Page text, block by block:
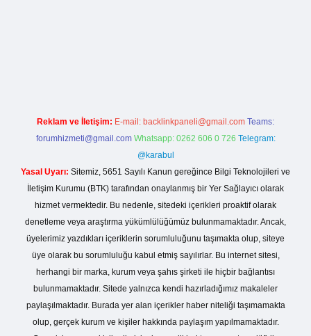
Reklam ve İletişim: E-mail: backlinkpaneli@gmail.com Teams:
forumhizmeti@gmail.com Whatsapp: 0262 606 0 726 Telegram:
@karabul
Yasal Uyarı: Sitemiz, 5651 Sayılı Kanun gereğince Bilgi Teknolojileri ve
İletişim Kurumu (BTK) tarafından onaylanmış bir Yer Sağlayıcı olarak
hizmet vermektedir. Bu nedenle, sitedeki içerikleri proaktif olarak
denetleme veya araştırma yükümlülüğümüz bulunmamaktadır. Ancak,
üyelerimiz yazdıkları içeriklerin sorumluluğunu taşımakta olup, siteye
üye olarak bu sorumluluğu kabul etmiş sayılırlar. Bu internet sitesi,
herhangi bir marka, kurum veya şahıs şirketi ile hiçbir bağlantısı
bulunmamaktadır. Sitede yalnızca kendi hazırladığımız makaleler
paylaşılmaktadır. Burada yer alan içerikler haber niteliği taşımamakta
olup, gerçek kurum ve kişiler hakkında paylaşım yapılmamaktadır.